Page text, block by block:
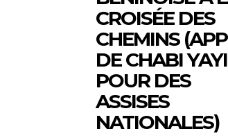
CROISÉE DES
CHEMINS
DE CHABI YAYI
POUR DES
ASSISES
NATIONALES)